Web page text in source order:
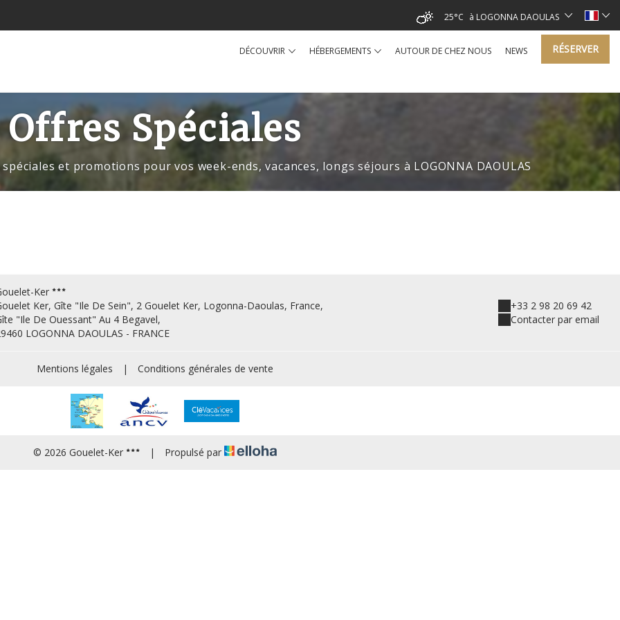
25°C à LOGONNA DAOULAS
DÉCOUVRIR HÉBERGEMENTS AUTOUR DE CHEZ NOUS NEWS RÉSERVER
Offres Spéciales
et promotions pour vos week-ends, vacances, longs séjours à LOGONNA DAOULAS
Ker
Ker, Gîte "Ile De Sein", 2 Gouelet Ker, Logonna-Daoulas, France,
"Ile De Ouessant" Au 4 Begavel,
LOGONNA DAOULAS - FRANCE
+33 2 98 20 69 42
Contacter par email
Mentions légales | Conditions générales de vente
© 2026 Gouelet-Ker | Propulsé par